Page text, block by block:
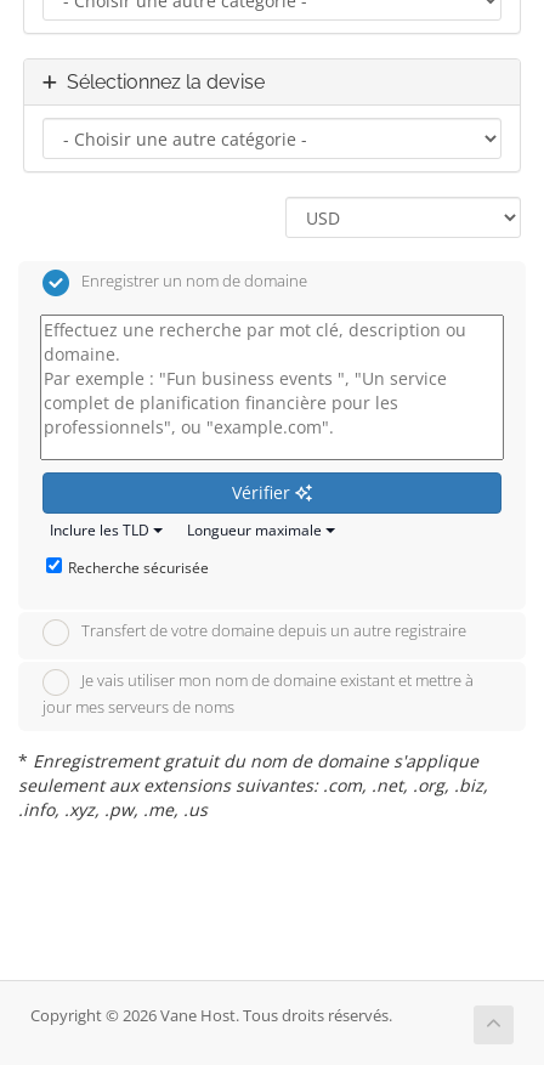
Sélectionnez la devise
Enregistrer un nom de domaine
Vérifier
Inclure les TLD
Longueur maximale
Recherche sécurisée
Transfert de votre domaine depuis un autre registraire
Je vais utiliser mon nom de domaine existant et mettre à
jour mes serveurs de noms
* Enregistrement gratuit du nom de domaine s'applique
seulement aux extensions suivantes: .com, .net, .org, .biz,
.info, .xyz, .pw, .me, .us
Copyright © 2026 Vane Host. Tous droits réservés.